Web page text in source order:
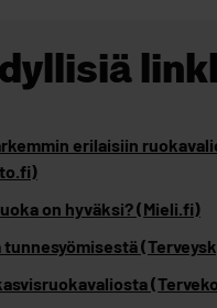
erilaisiin
on hyväksi? (Mieli.fi)